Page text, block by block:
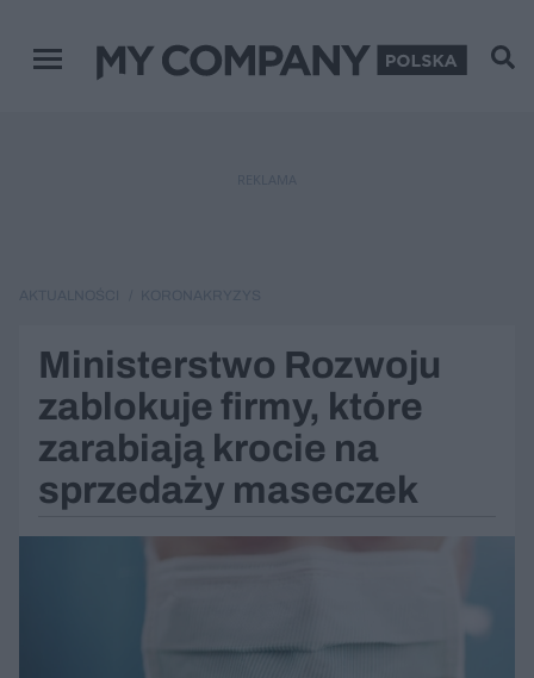
Menu główne
Ministerstwo Rozwoju
zablokuje firmy, które
zarabiają krocie na
sprzedaży maseczek